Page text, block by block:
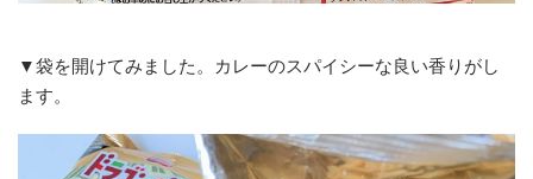
▼袋を開けてみました。カレーのスパイシーな良い香りがし
ます。